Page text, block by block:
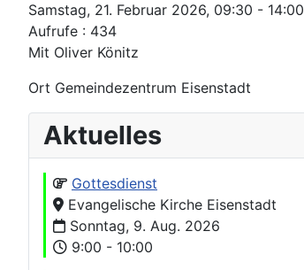
Samstag, 21. Februar 2026, 09:30 - 14:00
Aufrufe : 434
Mit Oliver Könitz
Ort Gemeindezentrum Eisenstadt
Aktuelles
Gottesdienst
Evangelische Kirche Eisenstadt
Sonntag, 9. Aug. 2026
9:00 - 10:00